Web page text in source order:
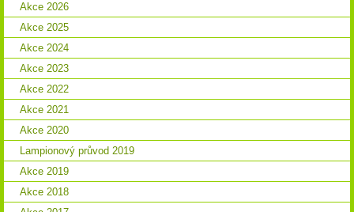
Akce 2026
Akce 2025
Akce 2024
Akce 2023
Akce 2022
Akce 2021
Akce 2020
Lampionový průvod 2019
Akce 2019
Akce 2018